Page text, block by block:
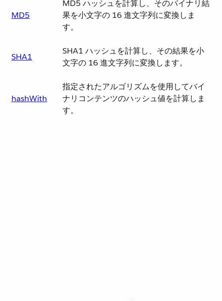
MD5
MD5 ハッシュを計算し、そのバイナリ結
果を小文字の 16 進文字列に変換しま
す。
SHA1
SHA1 ハッシュを計算し、その結果を小
文字の 16 進文字列に変換します。
hashWith
指定されたアルゴリズムを使用してバイ
ナリコンテンツのハッシュ値を計算しま
す。